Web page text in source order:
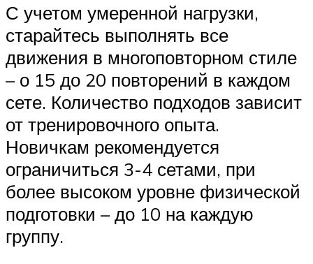
С учетом умеренной нагрузки,
старайтесь выполнять все
движения в многоповторном стиле
– о 15 до 20 повторений в каждом
сете. Количество подходов зависит
от тренировочного опыта.
Новичкам рекомендуется
ограничиться 3-4 сетами, при
более высоком уровне физической
подготовки – до 10 на каждую
группу.